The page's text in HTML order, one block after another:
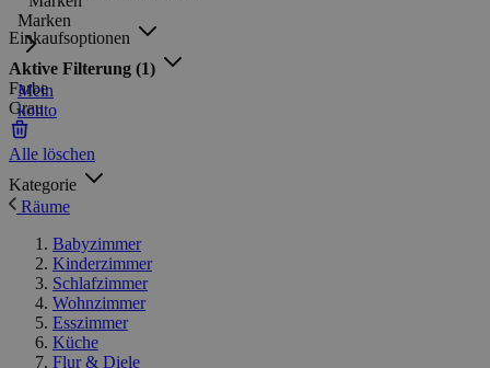
Marken
Mein
konto
Einkaufsoptionen
Aktive Filterung (1)
Farbe
Grau
Alle löschen
Kategorie
Räume
Babyzimmer
Kinderzimmer
Schlafzimmer
Wohnzimmer
Esszimmer
Küche
Flur & Diele